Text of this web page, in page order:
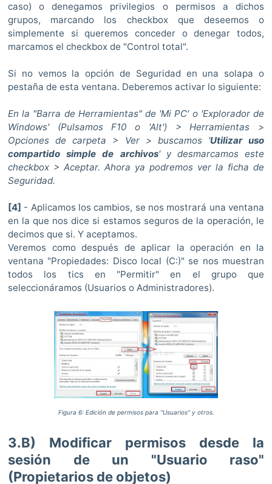
caso) o denegamos privilegios o permisos a dichos
grupos, marcando los checkbox que deseemos o
simplemente si queremos conceder o denegar todos,
marcamos el checkbox de "Control total".
Si no vemos la opción de Seguridad en una solapa o
pestaña de esta ventana. Deberemos activar lo siguiente:
En la "Barra de Herramientas" de 'Mi PC' o 'Explorador de
Windows' (Pulsamos F10 o 'Alt') > Herramientas >
Opciones de carpeta > Ver > buscamos 'Utilizar uso
compartido simple de archivos' y desmarcamos este
checkbox > Aceptar. Ahora ya podremos ver la ficha de
Seguridad.
[4] - Aplicamos los cambios, se nos mostrará una ventana
en la que nos dice si estamos seguros de la operación, le
decimos que si. Y aceptamos.
Veremos como después de aplicar la operación en la
ventana "Propiedades: Disco local (C:)" se nos muestran
todos los tics en "Permitir" en el grupo que
seleccionáramos (Usuarios o Administradores).
Figura 6: Edición de permisos para "Usuarios" y otros.
3.B) Modificar permisos desde la
sesión de un "Usuario raso"
(Propietarios de objetos)